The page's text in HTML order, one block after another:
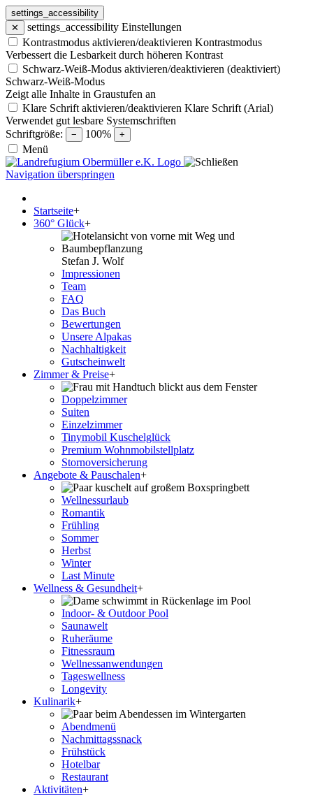
settings_accessibility
✕
settings_accessibility Einstellungen
Kontrastmodus aktivieren/deaktivieren Kontrastmodus
Verbessert die Lesbarkeit durch höheren Kontrast
Schwarz-Weiß-Modus aktivieren/deaktivieren (deaktiviert)
Schwarz-Weiß-Modus
Zeigt alle Inhalte in Graustufen an
Klare Schrift aktivieren/deaktivieren Klare Schrift (Arial)
Verwendet gut lesbare Systemschriften
Schriftgröße:
− 100% +
Menü
Navigation überspringen
Startseite+
360° Glück+
Stefan J. Wolf
Impressionen
Team
FAQ
Das Buch
Bewertungen
Unsere Alpakas
Nachhaltigkeit
Gutscheinwelt
Zimmer & Preise+
Doppelzimmer
Suiten
Einzelzimmer
Tinymobil Kuschelglück
Premium Wohnmobilstellplatz
Stornoversicherung
Angebote & Pauschalen+
Wellnessurlaub
Romantik
Frühling
Sommer
Herbst
Winter
Last Minute
Wellness & Gesundheit+
Indoor- & Outdoor Pool
Saunawelt
Ruheräume
Fitnessraum
Wellness­anwendungen
Tageswellness
Longevity
Kulinarik+
Abendmenü
Nachmittagssnack
Frühstück
Hotelbar
Restaurant
Aktivitäten+